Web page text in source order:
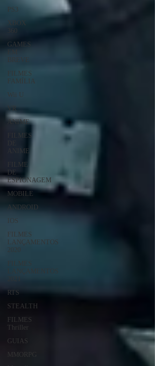
PS3
XBOX
360
GAMES
FILMES
FAMÍLIA
Wii U
VR
ANIME
FILMES
ANIME
FILME
DE
ESPIONAGEM
MOBILE
ANDROID
IOS
FILMES
LANÇAMENTOS
2020
RTS
STEALTH
FILMES
Thriller
GUIAS
MMORPG